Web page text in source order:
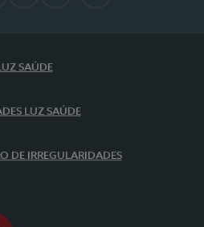
SAÚDE
LUZ SAÚDE
DE IRREGULARIDADES